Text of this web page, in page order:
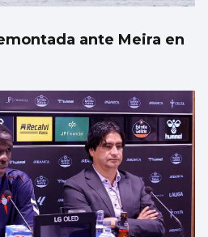
ante Meira en